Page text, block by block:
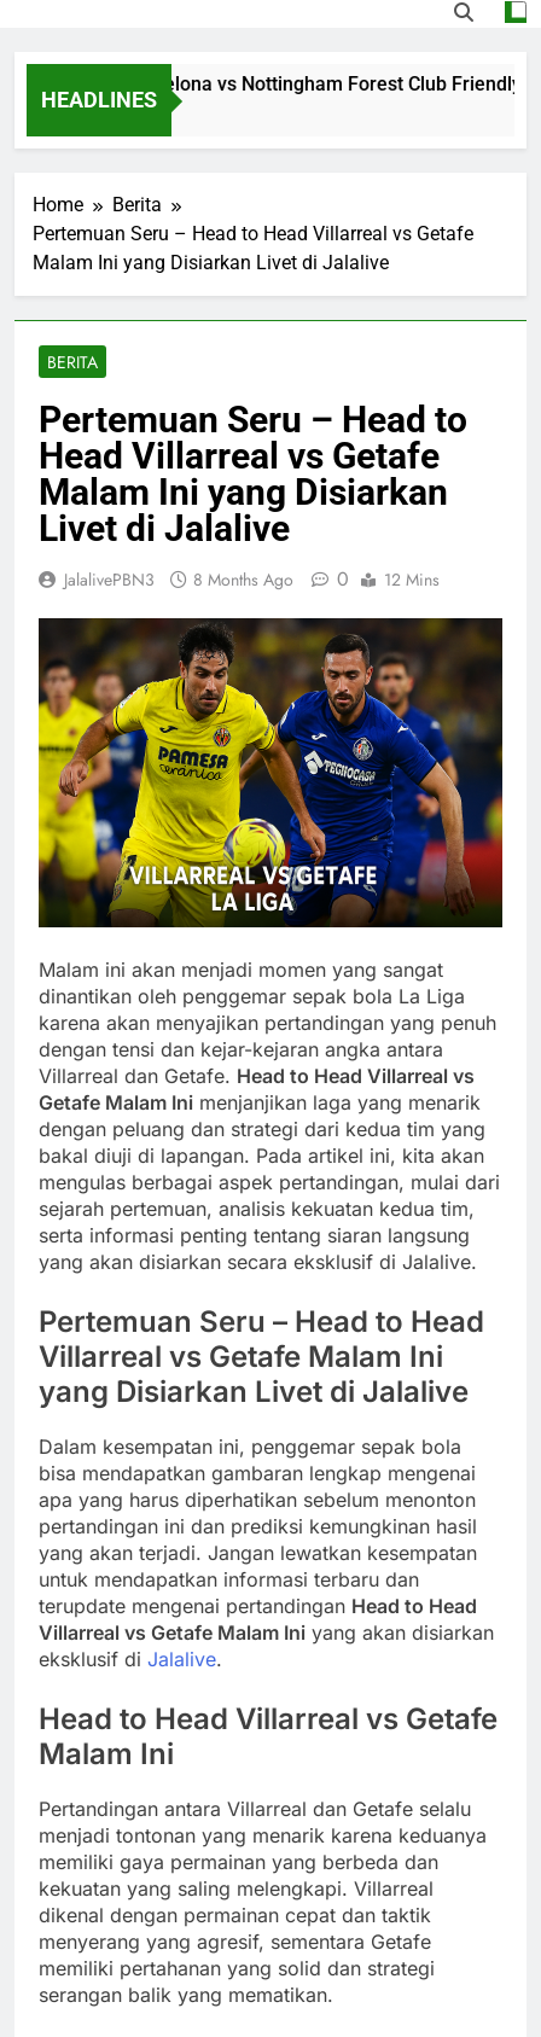
HEADLINES
Jalalive Barcelona vs Nottingham Forest Club Friendly
Home
Berita
Pertemuan Seru – Head to Head Villarreal vs Getafe
Malam Ini yang Disiarkan Livet di Jalalive
BERITA
Pertemuan Seru – Head to
Head Villarreal vs Getafe
Malam Ini yang Disiarkan
Livet di Jalalive
JalalivePBN3 8 Months Ago 0 12 Mins
Malam ini akan menjadi momen yang sangat
dinantikan oleh penggemar sepak bola La Liga
karena akan menyajikan pertandingan yang penuh
dengan tensi dan kejar-kejaran angka antara
Villarreal dan Getafe. Head to Head Villarreal vs
Getafe Malam Ini menjanjikan laga yang menarik
dengan peluang dan strategi dari kedua tim yang
bakal diuji di lapangan. Pada artikel ini, kita akan
mengulas berbagai aspek pertandingan, mulai dari
sejarah pertemuan, analisis kekuatan kedua tim,
serta informasi penting tentang siaran langsung
yang akan disiarkan secara eksklusif di Jalalive.
Pertemuan Seru – Head to Head
Villarreal vs Getafe Malam Ini
yang Disiarkan Livet di Jalalive
Dalam kesempatan ini, penggemar sepak bola
bisa mendapatkan gambaran lengkap mengenai
apa yang harus diperhatikan sebelum menonton
pertandingan ini dan prediksi kemungkinan hasil
yang akan terjadi. Jangan lewatkan kesempatan
untuk mendapatkan informasi terbaru dan
terupdate mengenai pertandingan Head to Head
Villarreal vs Getafe Malam Ini yang akan disiarkan
eksklusif di Jalalive.
Head to Head Villarreal vs Getafe
Malam Ini
Pertandingan antara Villarreal dan Getafe selalu
menjadi tontonan yang menarik karena keduanya
memiliki gaya permainan yang berbeda dan
kekuatan yang saling melengkapi. Villarreal
dikenal dengan permainan cepat dan taktik
menyerang yang agresif, sementara Getafe
memiliki pertahanan yang solid dan strategi
serangan balik yang mematikan.